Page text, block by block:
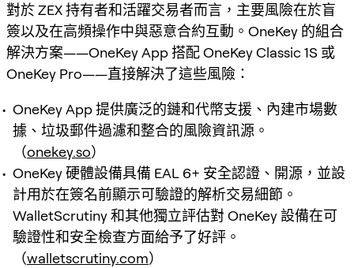
對於 ZEX 持有者和活躍交易者而言，主要風險在於盲
簽以及在高頻操作中與惡意合約互動。OneKey 的組合
解決方案——OneKey App 搭配 OneKey Classic 1S 或
OneKey Pro——直接解決了這些風險：
OneKey App 提供廣泛的鏈和代幣支援、內建市場數
據、垃圾郵件過濾和整合的風險資訊源。
（onekey.so）
OneKey 硬體設備具備 EAL 6+ 安全認證、開源，並設
計用於在簽名前顯示可驗證的解析交易細節。
WalletScrutiny 和其他獨立評估對 OneKey 設備在可
驗證性和安全檢查方面給予了好評。
（walletscrutiny.com）